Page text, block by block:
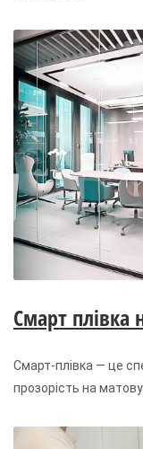
Смарт плівка
Смарт-плівка — це
прозорість на